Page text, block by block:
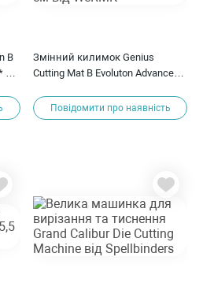
B
15
Змінний килимок Genius
Cutting Mat B Evoluton Advanced,
Повідомити про наявність